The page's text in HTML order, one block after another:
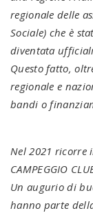
regionale delle
Sociale) che è
diventata
Questo fatto,
regionale e
bandi o
Nel 2021 ricorre
CAMPEGGIO
Un augurio di
hanno parte